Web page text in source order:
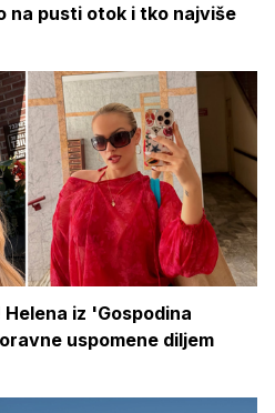
na pusti otok i tko najviše
iz 'Gospodina
uspomene diljem